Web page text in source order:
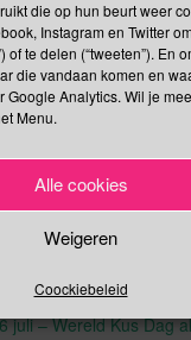
die op hun beurt weer
Instagram en Twitter
of te delen (“tweeten”). En
die vandaan komen en
Analytics. Wil je
Menu.
Alle cookies
Weigeren
Coockiebeleid
,Jacques Heim,
. Permalink
voor Dolfijnen in
6 juli – Wereld Kus Dag